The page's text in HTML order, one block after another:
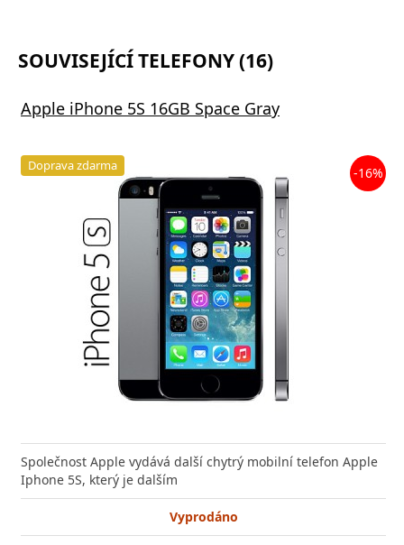
SOUVISEJÍCÍ TELEFONY (16)
Apple iPhone 5S 16GB Space Gray
Doprava zdarma -16%
Společnost Apple vydává další chytrý mobilní telefon Apple
Iphone 5S, který je dalším
Vyprodáno